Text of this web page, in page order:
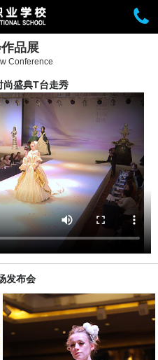
品展
Conference
尚盛典T台走秀
发布会